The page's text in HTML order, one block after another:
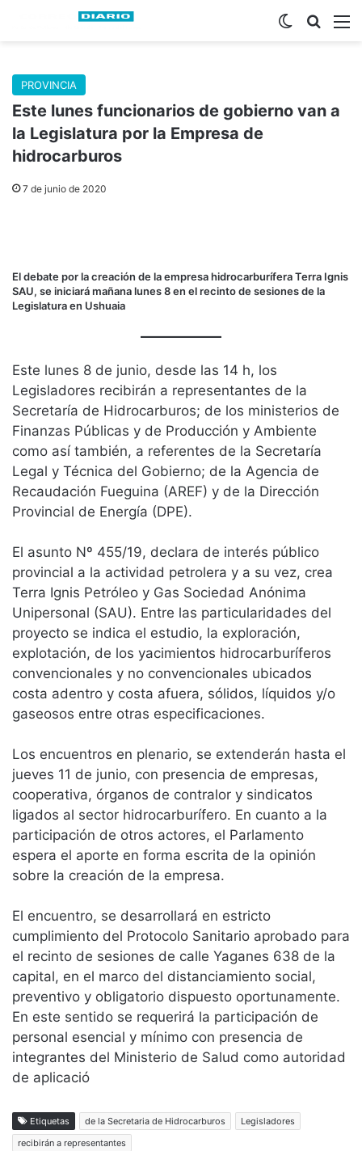
Buscar
Switch skin
PROVINCIA
Este lunes funcionarios de gobierno van a
la Legislatura por la Empresa de
hidrocarburos
7 de junio de 2020
El debate por la creación de la empresa hidrocarburífera Terra Ignis
SAU, se iniciará mañana lunes 8 en el recinto de sesiones de la
Legislatura en Ushuaia
Este lunes 8 de junio, desde las 14 h, los
Legisladores recibirán a representantes de la
Secretaría de Hidrocarburos; de los ministerios de
Finanzas Públicas y de Producción y Ambiente
como así también, a referentes de la Secretaría
Legal y Técnica del Gobierno; de la Agencia de
Recaudación Fueguina (AREF) y de la Dirección
Provincial de Energía (DPE).
El asunto Nº 455/19, declara de interés público
provincial a la actividad petrolera y a su vez, crea
Terra Ignis Petróleo y Gas Sociedad Anónima
Unipersonal (SAU). Entre las particularidades del
proyecto se indica el estudio, la exploración,
explotación, de los yacimientos hidrocarburíferos
convencionales y no convencionales ubicados
costa adentro y costa afuera, sólidos, líquidos y/o
gaseosos entre otras especificaciones.
Los encuentros en plenario, se extenderán hasta el
jueves 11 de junio, con presencia de empresas,
cooperativa, órganos de contralor y sindicatos
ligados al sector hidrocarburífero. En cuanto a la
participación de otros actores, el Parlamento
espera el aporte en forma escrita de la opinión
sobre la creación de la empresa.
El encuentro, se desarrollará en estricto
cumplimiento del Protocolo Sanitario aprobado para
el recinto de sesiones de calle Yaganes 638 de la
capital, en el marco del distanciamiento social,
preventivo y obligatorio dispuesto oportunamente.
En este sentido se requerirá la participación de
personal esencial y mínimo con presencia de
integrantes del Ministerio de Salud como autoridad
de aplicació
Etiquetas de la Secretaria de Hidrocarburos
Legisladores
recibirán a representantes